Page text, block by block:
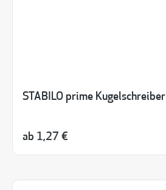
STABILO prime Kugelschreiber
ab 1,27 €